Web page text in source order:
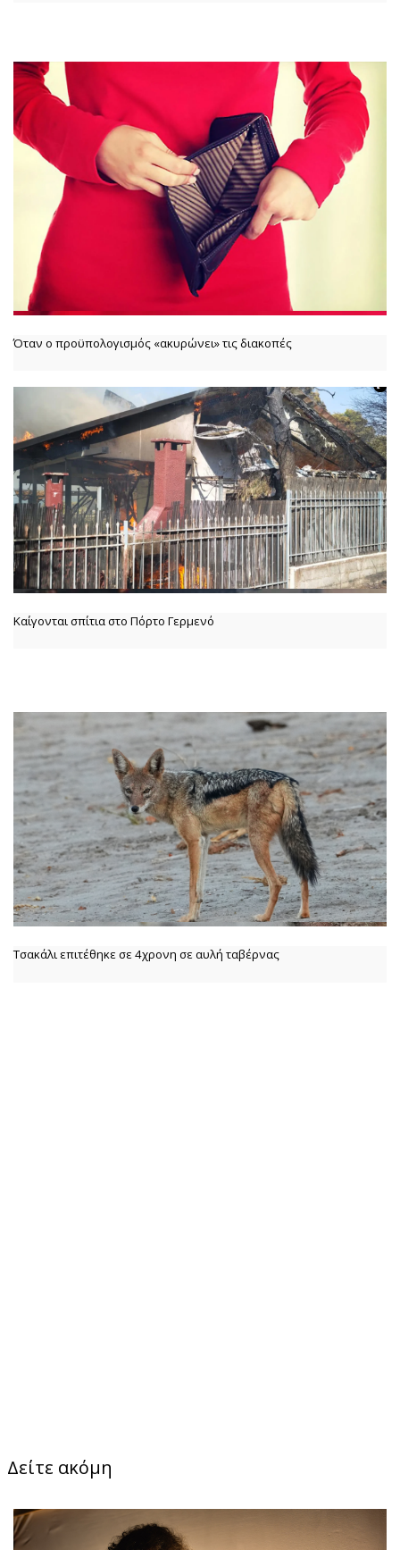
Όταν ο προϋπολογισμός «ακυρώνει» τις διακοπές
Καίγονται σπίτια στο Πόρτο Γερμενό
Τσακάλι επιτέθηκε σε 4χρονη σε αυλή ταβέρνας
Δείτε ακόμη